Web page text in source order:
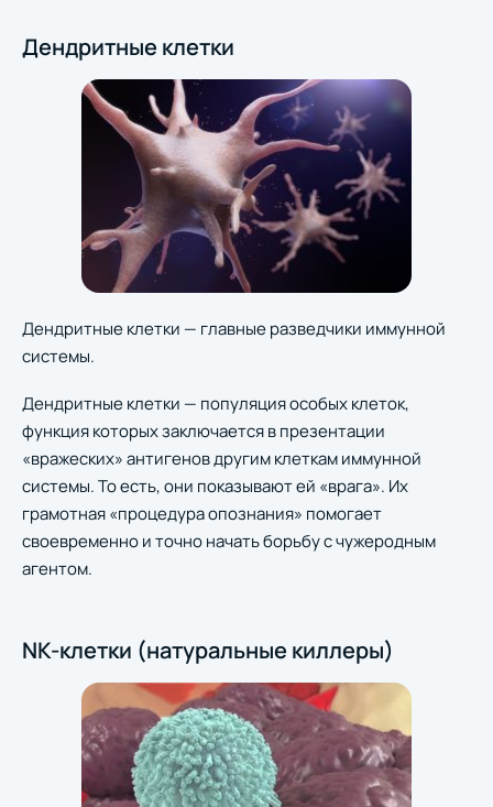
Дендритные клетки
Дендритные клетки — главные разведчики иммунной
системы.
Дендритные клетки — популяция особых клеток,
функция которых заключается в презентации
«вражеских» антигенов другим клеткам иммунной
системы. То есть, они показывают ей «врага». Их
грамотная «процедура опознания» помогает
своевременно и точно начать борьбу с чужеродным
агентом.
NK-клетки (натуральные киллеры)